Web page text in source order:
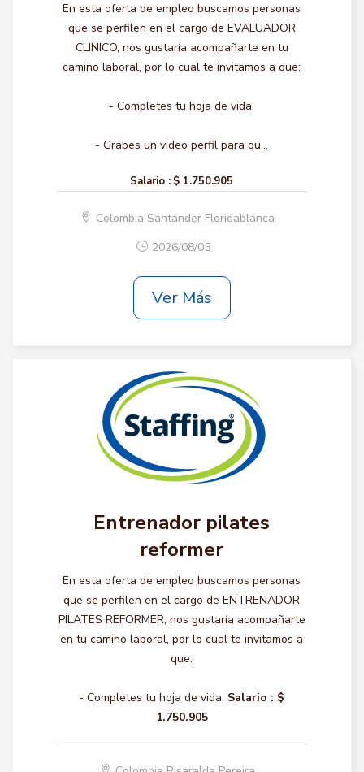
En esta oferta de empleo buscamos personas
que se perfilen en el cargo de EVALUADOR
CLINICO, nos gustaría acompañarte en tu
camino laboral, por lo cual te invitamos a que:
- Completes tu hoja de vida.
- Grabes un video perfil para qu...
Salario : $ 1.750.905
Colombia Santander Floridablanca
2026/08/05
Ver Más
Entrenador pilates
reformer
En esta oferta de empleo buscamos personas
que se perfilen en el cargo de ENTRENADOR
PILATES REFORMER, nos gustaría acompañarte
en tu camino laboral, por lo cual te invitamos a
que:
- Completes tu hoja de vida. Salario : $
1.750.905